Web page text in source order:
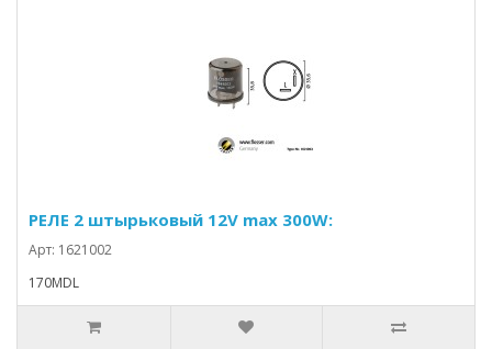
РЕЛЕ 2 штырьковый 12V max 300W:
Арт: 1621002
170MDL